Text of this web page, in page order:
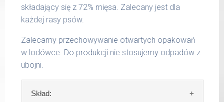
15 -
25 kg
26 -
35 kg
800 g
Podane liczby są wartościami orientacyjnymi.
aktywności, warunków hodowli oraz innych
składający się z 72% mięsa. Zalecany jest dla
każdej rasy psów.
Zalecamy przechowywanie otwartych opakowań
w lodówce. Do produkcji nie stosujemy odpadów z
ubojni.
Skład: